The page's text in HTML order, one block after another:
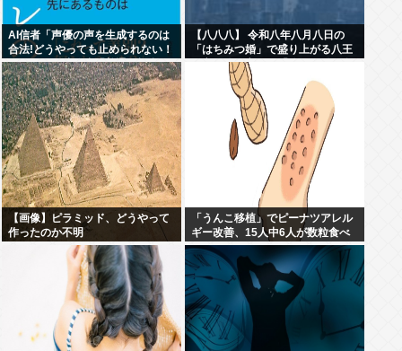
AI信者「声優の声を生成するのは
合法!どうやっても止められない！
キャキャ」法務省「普通に権利侵
害っす」
【八八八】 令和八年八月八日の
「はちみつ婚」で盛り上がる八王
子市や八戸市など「八」の付く自
治体たち…日本の航空機の父・二
宮忠八ゆかりの八幡浜市と八幡市
は共同でイベント開催
【画像】ピラミッド、どうやって
作ったのか不明
「うんこ移植」でピーナツアレル
ギー改善、15人中6人が数粒食べ
られるように